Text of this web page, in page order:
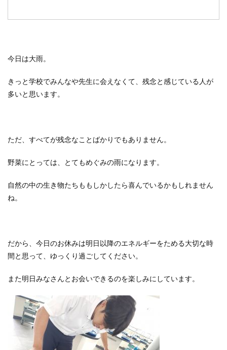
今日は大雨。
きっと学校でみんなや先生に会えなくて、残念と感じている人が
多いと思います。
ただ、すべてが残念なことばかりでもありません。
野菜にとっては、とてもめぐみの雨になります。
自然の中の生き物たちももしかしたら喜んでいるかもしれません
ね。
だから、今日のお休みは明日以降のエネルギーをためる大切な時
間と思って、ゆっくり過ごしてください。
また明日みなさんとお会いできるのを楽しみにしています。